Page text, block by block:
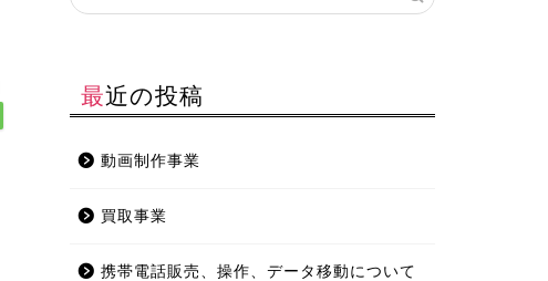
最近の投稿
動画制作事業
買取事業
携帯電話販売、操作、データ移動について